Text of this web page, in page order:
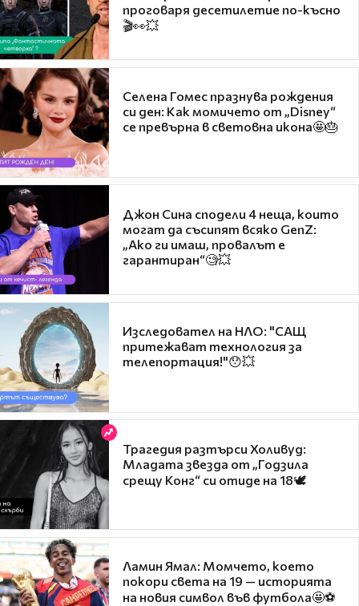
проговаря десетилетие по-късно
🎬👀💥
Селена Гомес празнува рождения
си ден: Как момичето от „Disney“
се превърна в световна икона🤩🎂
Джон Сина сподели 4 неща, които
могат да съсипят всяко GenZ:
„Ако ги имаш, провалът е
гарантиран“🧐💥
Изследовател на НЛО: "САЩ
притежават технология за
телепортация!"😯💥
Трагедия разтърси Холивуд:
Младата звезда от „Годзила
срещу Конг“ си отиде на 18🕊️
Ламин Ямал: Момчето, което
покори света на 19 — историята
на новия символ във футбола🤩⚽